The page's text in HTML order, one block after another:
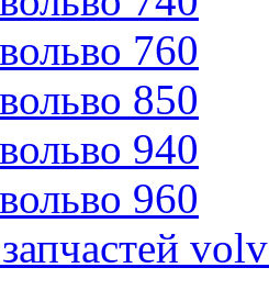
760
850
940
960